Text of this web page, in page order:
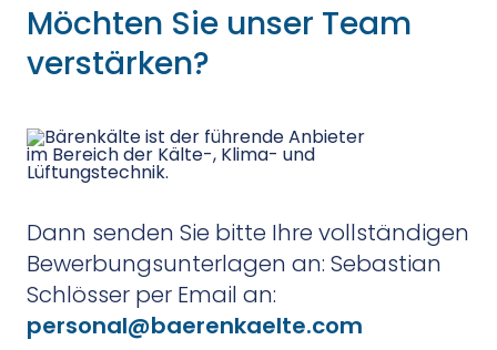
Möchten Sie unser Team
verstärken?
Dann senden Sie bitte Ihre vollständigen
Bewerbungsunterlagen an: Sebastian
Schlösser per Email an:
personal@baerenkaelte.com